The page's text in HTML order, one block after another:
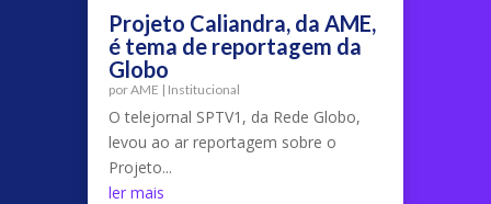
Projeto Caliandra, da AME,
é tema de reportagem da
Globo
porAME | Institucional
O telejornal SPTV1, da Rede Globo,
levou ao ar reportagem sobre o
Projeto...
ler mais